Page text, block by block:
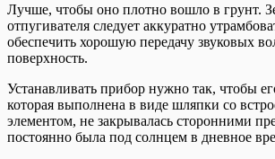
Лучше, чтобы оно плотно вошло в грунт.
отпугивателя следует аккуратно
обеспечить хорошую передачу звуковых
поверхность.
Устанавливать прибор нужно так, чтобы
которая выполнена в виде шляпки со
элементом, не закрывалась сторонними
постоянно была под солнцем в дневное